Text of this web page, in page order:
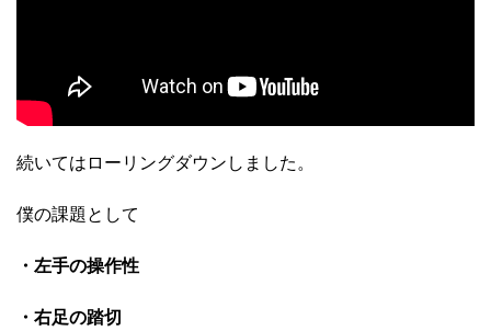
続いてはローリングダウンしました。
僕の課題として
・左手の操作性
・右足の踏切